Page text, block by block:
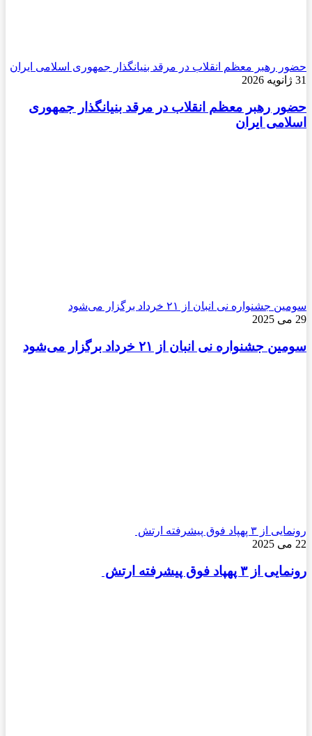
حضور رهبر معظم انقلاب در مرقد بنیانگذار جمهوری اسلامی ایران
31 ژانویه 2026
حضور رهبر معظم انقلاب در مرقد بنیانگذار جمهوری
اسلامی ایران
سومین جشنواره نی انبان از ۲۱ خرداد برگزار می‌شود
29 می 2025
سومین جشنواره نی انبان از ۲۱ خرداد برگزار می‌شود
رونمایی از ۳ پهپاد فوق پیشرفته ارتش
22 می 2025
رونمایی از ۳ پهپاد فوق پیشرفته ارتش